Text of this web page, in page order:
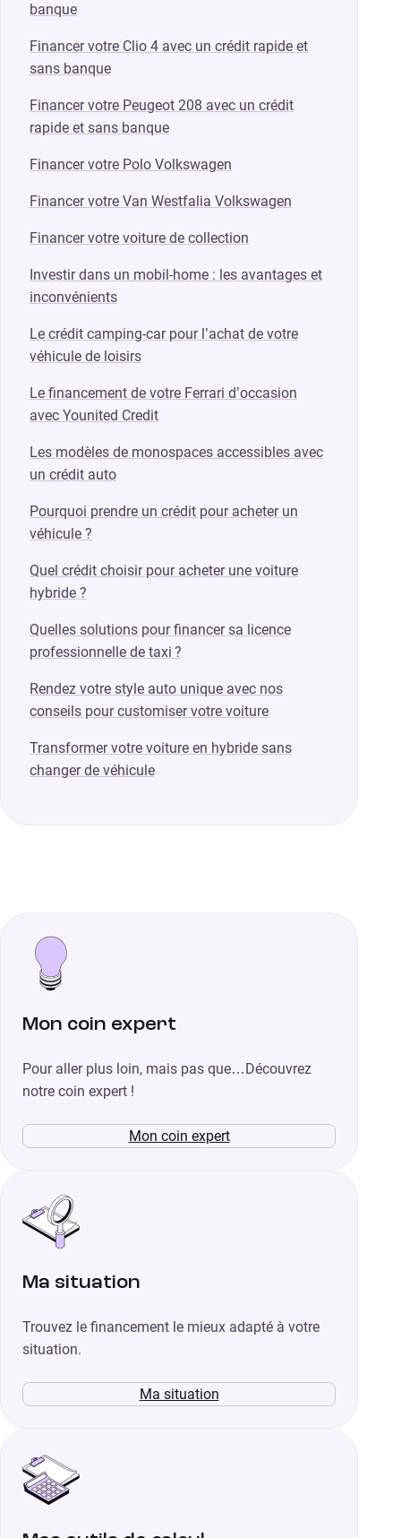
banque
Financer votre Clio 4 avec un crédit rapide et
sans banque
Financer votre Peugeot 208 avec un crédit
rapide et sans banque
Financer votre Polo Volkswagen
Financer votre Van Westfalia Volkswagen
Financer votre voiture de collection
Investir dans un mobil-home : les avantages et
inconvénients
Le crédit camping-car pour l’achat de votre
véhicule de loisirs
Le financement de votre Ferrari d’occasion
avec Younited Credit
Les modèles de monospaces accessibles avec
un crédit auto
Pourquoi prendre un crédit pour acheter un
véhicule ?
Quel crédit choisir pour acheter une voiture
hybride ?
Quelles solutions pour financer sa licence
professionnelle de taxi ?
Rendez votre style auto unique avec nos
conseils pour customiser votre voiture
Transformer votre voiture en hybride sans
changer de véhicule
Mon coin expert
Pour aller plus loin, mais pas que…Découvrez
notre coin expert !
Mon coin expert
Ma situation
Trouvez le financement le mieux adapté à votre
situation.
Ma situation